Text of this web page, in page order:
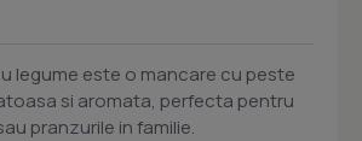
legume este o mancare cu peste
si aromata, perfecta pentru
pranzurile in familie.